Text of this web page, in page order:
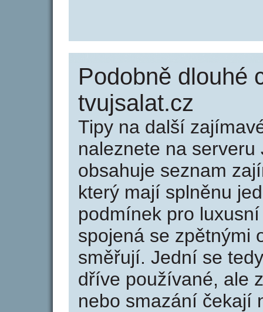
Podobně dlouhé
tvujsalat.cz
Tipy na další
naleznete na serveru
obsahuje seznam
který mají splněnu
podmínek pro
spojená se zpětnými
směřují. Jední se
dříve používané, ale
nebo smazání čekají